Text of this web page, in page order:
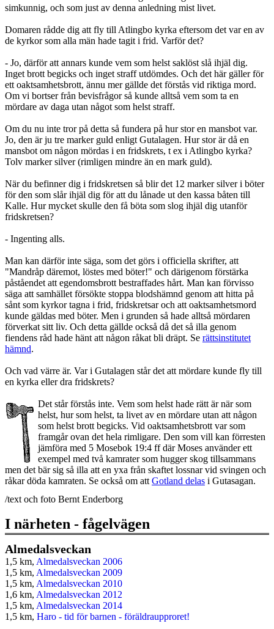
simkunnig, och som just av denna anledning mist livet.
Domaren rådde dig att fly till Atlingbo kyrka eftersom det var en av
de kyrkor som alla män hade tagit i frid. Varför det?
- Jo, därför att annars kunde vem som helst saklöst slå ihjäl dig.
Inget brott begicks och inget straff utdömdes. Och det här gäller för
ett oaktsamhetsbrott, ännu mer gällde det förstås vid riktiga mord.
Om vi bortser från bevisfrågor så kunde alltså vem som ta en
mördare av daga utan något som helst straff.
Om du nu inte tror på detta så fundera på hur stor en mansbot var.
Jo, den är ju tre marker guld enligt Gutalagen. Hur stor är då en
mansbot om någon mördas i en fridskrets, t ex i Atlingbo kyrka?
Tolv marker silver (rimligen mindre än en mark guld).
När du befinner dig i fridskretsen så blir det 12 marker silver i böter
för den som slår ihjäl dig för att du lånade ut den kassa båten till
Kalle. Hur mycket skulle den få böta som slog ihjäl dig utanför
fridskretsen?
- Ingenting alls.
Man kan därför inte säga, som det görs i officiella skrifter, att
"Mandråp däremot, löstes med böter!" och därigenom förstärka
påståendet att egendomsbrott bestraffades hårt. Man kan förvisso
säga att samhället försökte stoppa blodshämnd genom att hitta på
sånt som kyrkor tagna i frid, fridskretsar och att oaktsamhetsmord
kunde gäldas med böter. Men i grunden så hade alltså mördaren
förverkat sitt liv. Och detta gällde också då det så illa genom
fiendens råd hade hänt att någon råkat bli dräpt. Se rättsinstitutet
hämnd.
Och vad värre är. Var i Gutalagen står det att mördare kunde fly till
en kyrka eller dra fridskrets?
Det står förstås inte. Vem som helst hade rätt är när som
helst, hur som helst, ta livet av en mördare utan att någon
som helst brott begicks. Vid oaktsamhetsbrott var som
framgår ovan det hela rimligare. Den som vill kan förresten
jämföra med 5 Mosebok 19:4 ff där Moses använder ett
exempel med två kamrater som hugger skog tillsammans
men det bär sig så illa att en yxa från skaftet lossnar vid svingen och
råkar döda kamraten. Se också om att Gotland delas i Gutasagan.
/text och foto Bernt Enderborg
I närheten - fågelvägen
Almedalsveckan
1,5 km, Almedalsveckan 2006
1,5 km, Almedalsveckan 2009
1,5 km, Almedalsveckan 2010
1,6 km, Almedalsveckan 2012
1,5 km, Almedalsveckan 2014
1,5 km, Haro - tid för barnen - föräldraupproret!